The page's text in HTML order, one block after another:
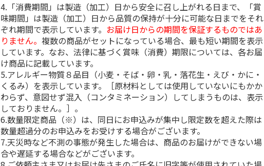
4.「消費期間」は製造（加工）日から安全に召し上がれる日まで、「賞
味期間」は製造（加工）日から品質の保持が十分に可能な日までをそれ
ぞれ期間で表示しています。 お届け日からの期間を保証するものではあ
りません。複数の商品がセットになっている場合、最も短い期間を表示
しています。なお、法律に基づく賞味（消費）期限については、各お届
け商品に記載しています。
5.アレルギー物質８品目（小麦・そば・卵・乳・落花生・えび・かに・
くるみ）を表示しています。［原材料としては使用していないにもかか
わらず、意図せず混入（コンタミネーション）してしまうものは、表示
しておりません。］。
6.数量限定商品（※）は、同日にお申込みが集中し限定数を超えた際は
数量超過分のお申込みをお受けする場合がございます。
7.天災時など不測の事態が発生した場合は、商品のお届けができない場
合や遅延する場合などがございます。